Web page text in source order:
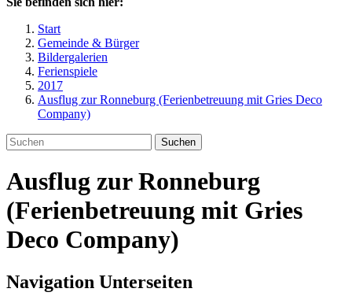
Start
Gemeinde & Bürger
Bildergalerien
Ferienspiele
2017
Ausflug zur Ronneburg (Ferienbetreuung mit Gries Deco
Company)
Suchen
Ausflug zur Ronneburg
(Ferienbetreuung mit Gries
Deco Company)
Navigation Unterseiten